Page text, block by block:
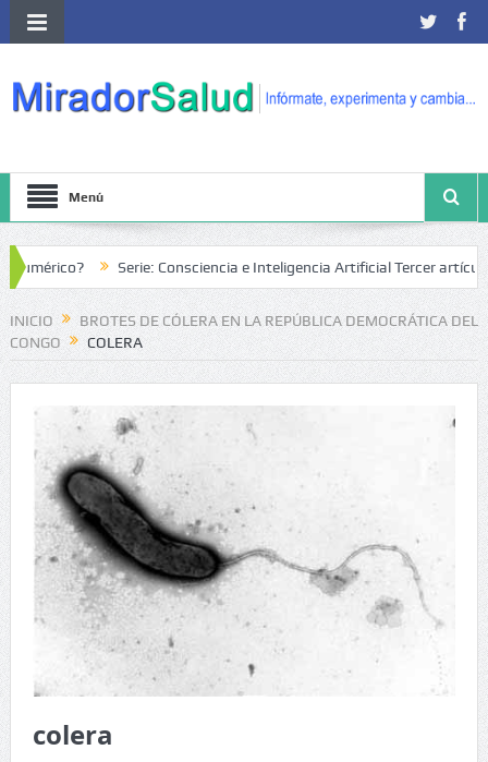
Menú
Serie: Consciencia e Inteligencia Artificial Tercer artículo:
INICIO
BROTES DE CÓLERA EN LA REPÚBLICA DEMOCRÁTICA DEL
CONGO
COLERA
colera